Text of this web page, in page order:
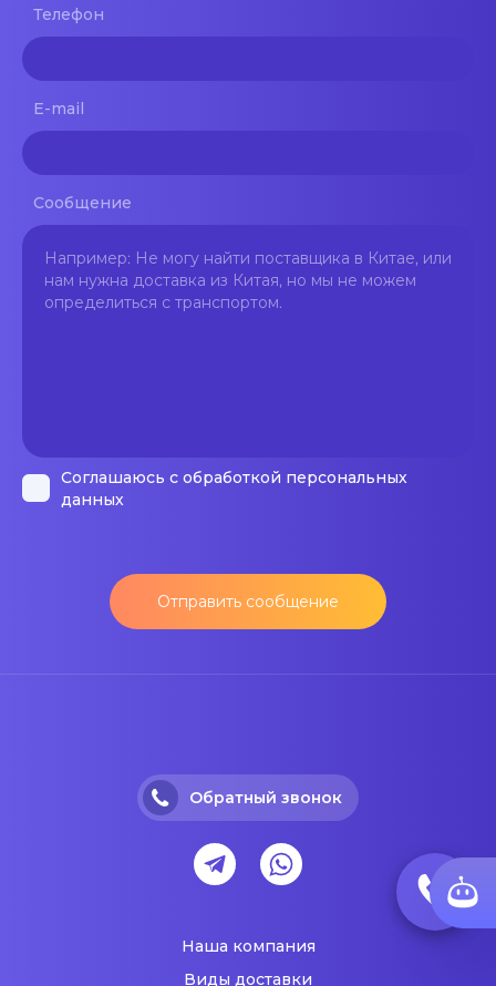
Телефон
E-mail
Сообщение
Соглашаюсь с обработкой персональных
данных
Отправить сообщение
Обратный звонок
Наша компания
Виды доставки